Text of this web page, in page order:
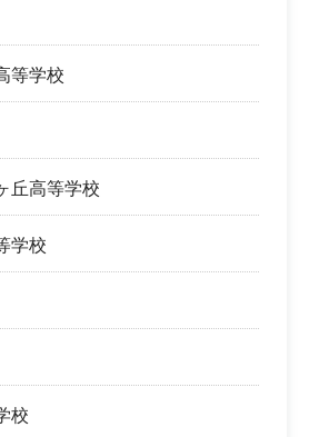
等学校
丘高等学校
学校
校